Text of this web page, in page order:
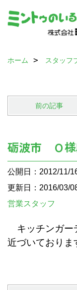
ホーム スタッフ
前の記事
砺波市 Ｏ
公開日：2012/11/
更新日：2016/03/
営業スタッフ
キッチンガー
近づいておりま